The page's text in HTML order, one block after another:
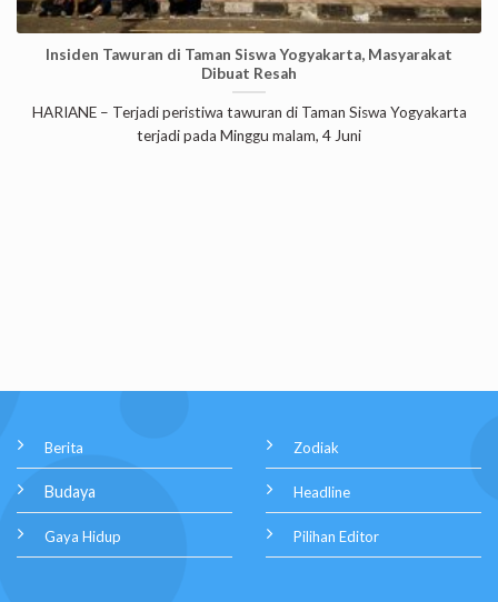
Insiden Tawuran di Taman Siswa Yogyakarta, Masyarakat
Dibuat Resah
HARIANE – Terjadi peristiwa tawuran di Taman Siswa Yogyakarta
terjadi pada Minggu malam, 4 Juni
Berita
Budaya
Gaya Hidup
Zodiak
Headline
Pilihan Editor